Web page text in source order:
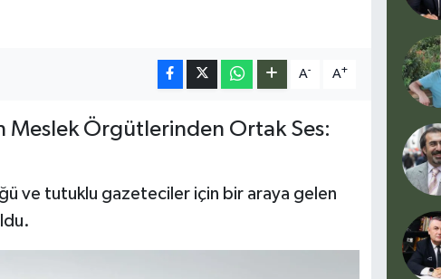
A- A+
Meslek Örgütlerinden Ortak Ses:
ve tutuklu gazeteciler için bir araya gelen